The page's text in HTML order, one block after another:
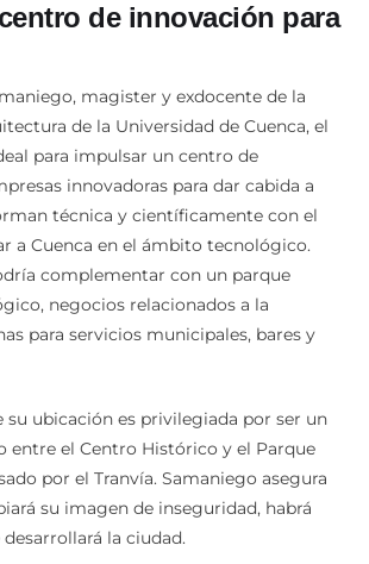
de innovación para
magister y exdocente de la
de la Universidad de Cuenca, el
para impulsar un centro de
innovadoras para dar cabida a
técnica y científicamente con el
a Cuenca en el ámbito tecnológico.
complementar con un parque
negocios relacionados a la
para servicios municipales, bares y
su ubicación es privilegiada por ser un
entre el Centro Histórico y el Parque
por el Tranvía. Samaniego asegura
su imagen de inseguridad, habrá
la ciudad.